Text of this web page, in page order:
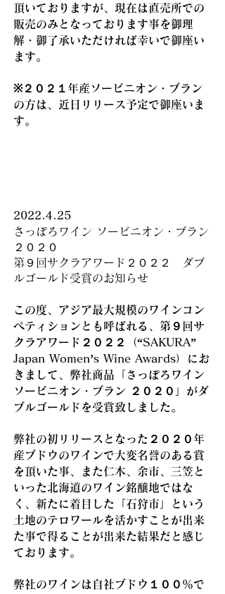
頂いておりますが、現在は直売所での
販売のみとなっております事を御理
解・御了承いただければ幸いで御座い
ます。
※２０２１年産ソービニオン・ブラン
の方は、近日リリース予定で御座いま
す。
2022.4.25
さっぽろワイン ソービニオン・ブラン
２０２０
第９回サクラアワード２０２２ ダブ
ルゴールド受賞のお知らせ
この度、アジア最大規模のワインコン
ペティションとも呼ばれる、第９回サ
クラアワード２０２２（“SAKURA”
Japan Women’s Wine Awards）にお
きまして、弊社商品「さっぽろワイン
ソービニオン・ブラン ２０２０」がダ
ブルゴールドを受賞致しました。
弊社の初リリースとなった２０２０年
産ブドウのワインで大変名誉のある賞
を頂いた事、また仁木、余市、三笠と
いった北海道のワイン銘醸地ではな
く、新たに着目した「石狩市」という
土地のテロワールを活かすことが出来
た事で得ることが出来た結果だと感じ
ております。
弊社のワインは自社ブドウ１００％で